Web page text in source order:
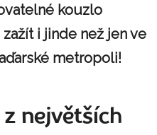
kouzlo
i jinde než jen ve
metropoli!
největších